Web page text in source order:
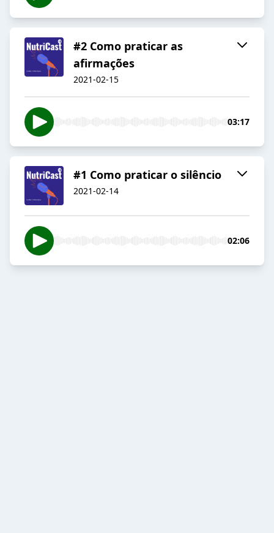
#2 Como praticar as
afirmações
2021-02-15
03:17
#1 Como praticar o silêncio
2021-02-14
02:06